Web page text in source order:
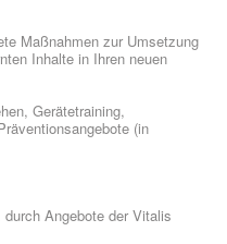
Maßnahmen zur Umsetzung
Inhalte in Ihren neuen
Gerätetraining,
(in
Angebote der Vitalis